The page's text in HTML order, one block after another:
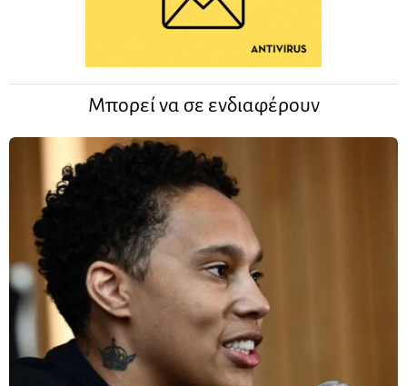
Μπορεί να σε ενδιαφέρουν